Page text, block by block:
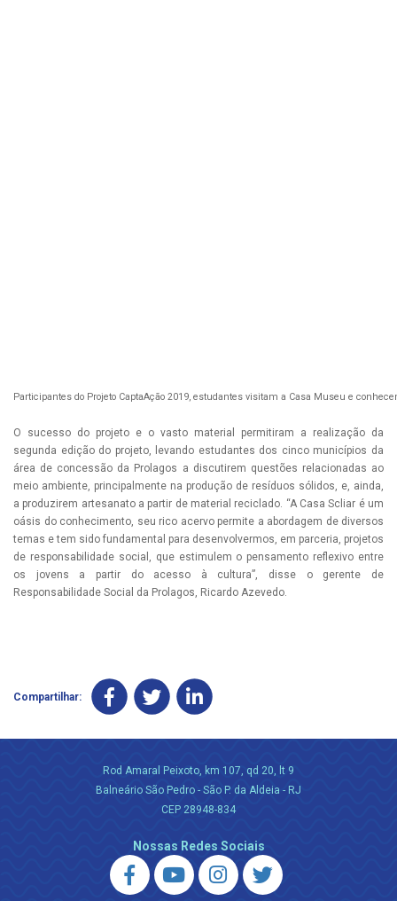
Participantes do Projeto CaptaAção 2019, estudantes visitam a Casa Museu e
O sucesso do projeto e o vasto material permitiram a realização da
segunda edição do projeto, levando estudantes dos cinco municípios da
área de concessão da Prolagos a discutirem questões relacionadas ao
meio ambiente, principalmente na produção de resíduos sólidos, e, ainda,
a produzirem artesanato a partir de material reciclado. “A Casa Scliar é um
oásis do conhecimento, seu rico acervo permite a abordagem de diversos
temas e tem sido fundamental para desenvolvermos, em parceria, projetos
de responsabilidade social, que estimulem o pensamento reflexivo entre
os jovens a partir do acesso à cultura”, disse o gerente de
Responsabilidade Social da Prolagos, Ricardo Azevedo.
Compartilhar:
Rod Amaral Peixoto, km 107, qd 20, lt 9
Balneário São Pedro - São P. da Aldeia - RJ
CEP 28948-834
Nossas Redes Sociais